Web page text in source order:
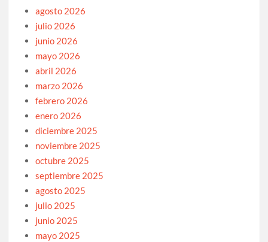
agosto 2026
julio 2026
junio 2026
mayo 2026
abril 2026
marzo 2026
febrero 2026
enero 2026
diciembre 2025
noviembre 2025
octubre 2025
septiembre 2025
agosto 2025
julio 2025
junio 2025
mayo 2025